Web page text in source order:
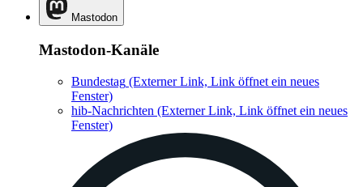
Mastodon
Mastodon-Kanäle
Bundestag (Externer Link, Link öffnet ein neues
Fenster)
hib-Nachrichten (Externer Link, Link öffnet ein neues
Fenster)